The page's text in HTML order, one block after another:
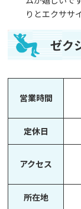
りとエクササ
ゼク
営業時間
定休日
アクセス
所在地